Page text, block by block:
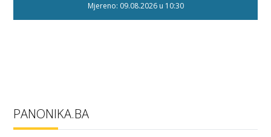
Mjereno: 09.08.2026 u 10:30
PANONIKA.BA